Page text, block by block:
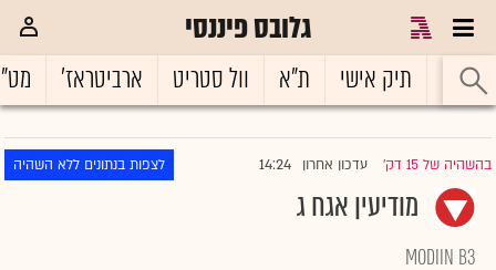
גלובס פיננסי
ראשי תיק אישי ת"א וול סטריט ארביטראז'
בהשהיה של 15 דק' |עדכון אחרון 14:24 לצפות בנתונים ללא השהיה
מודיעין אגח ג
MODIIN B3